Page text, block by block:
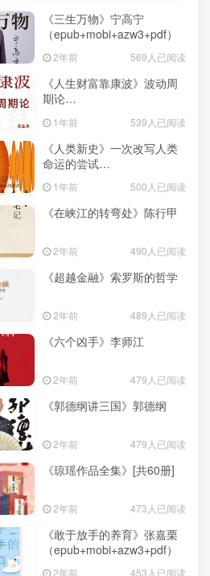
《三生万物》宁高宁
（epub+mobi+azw3+pdf）
2年前 569人已阅读
《人生财富靠康波》波动周
期论
1年前 539人已阅读
《人类新史》一次改写人类
命运的尝试
1年前 500人已阅读
《在峡江的转弯处》陈行甲
2年前 490人已阅读
《超越金融》索罗斯的哲学
2年前 489人已阅读
《六个凶手》李师江
2年前 479人已阅读
《郭德纲讲三国》郭德纲
2年前 479人已阅读
《琼瑶作品全集》[共60册]
2年前 473人已阅读
《敢于放手的养育》张嘉栗
（epub+mobi+azw3+pdf）
2年前 453人已阅读